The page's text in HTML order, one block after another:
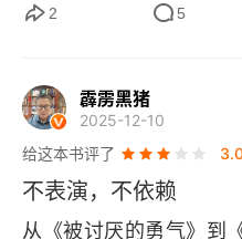
勇于把人际关系重新洗牌
别做伤害你的人的帮凶
2 5
霹雳黑猪
2025-12-10
给这本书评了
不表演，不依赖
从《被讨厌的勇气》到